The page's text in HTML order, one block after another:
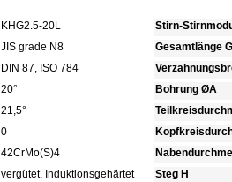
KHG2.5-20L
JIS grade N8
DIN 87, ISO 784
20°
21,5°
0
42CrMo(S)4
vergütet, Induktionsgehärtet
Stirn-
Gesamtlänge G
Bohrung ØA
Steg H